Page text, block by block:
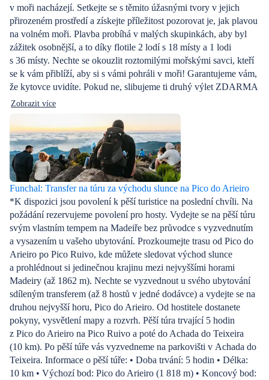
v moři nacházejí. Setkejte se s těmito úžasnými tvory v jejich
přirozeném prostředí a získejte příležitost pozorovat je, jak plavou
na volném moři. Plavba probíhá v malých skupinkách, aby byl
zážitek osobnější, a to díky flotile 2 lodí s 18 místy a 1 lodi
s 36 místy. Nechte se okouzlit roztomilými mořskými savci, kteří
se k vám přiblíží, aby si s vámi pohráli v moři! Garantujeme vám,
že kytovce uvidíte. Pokud ne, slibujeme ti druhý výlet ZDARMA
Zobrazit více
Funchal: Transfer na túru za východu slunce na Pico do Arieiro
*K dispozici jsou povolení k pěší turistice na poslední chvíli. Na
požádání rezervujeme povolení pro hosty. Vydejte se na pěší túru
svým vlastním tempem na Madeiře bez průvodce s vyzvednutím
a vysazením u vašeho ubytování. Prozkoumejte trasu od Pico do
Arieiro po Pico Ruivo, kde můžete sledovat východ slunce
a prohlédnout si jedinečnou krajinu mezi nejvyššími horami
Madeiry (až 1862 m). Nechte se vyzvednout u svého ubytování
sdíleným transferem (až 8 hostů v jedné dodávce) a vydejte se na
druhou nejvyšší horu, Pico do Arieiro. Od hostitele dostanete
pokyny, vysvětlení mapy a rozvrh. Pěší túra trvající 5 hodin
z Pico do Arieiro na Pico Ruivo a poté do Achada do Teixeira
(10 km). Po pěší túře vás vyzvedneme na parkovišti v Achada do
Teixeira. Informace o pěší túře: • Doba trvání: 5 hodin • Délka:
10 km • Výchozí bod: Pico do Arieiro (1 818 m) • Koncový bod: